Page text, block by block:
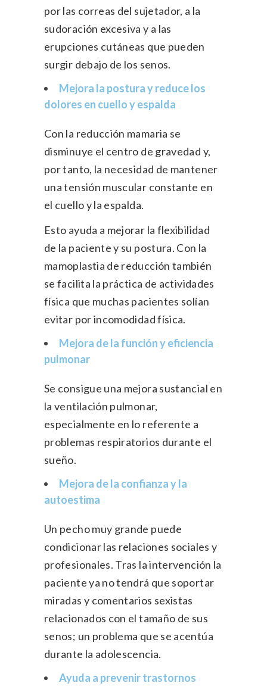
por las correas del sujetador, a la
sudoración excesiva y a las
erupciones cutáneas que pueden
surgir debajo de los senos.
Mejora la postura y reduce los
dolores en cuello y espalda
Con la reducción mamaria se
disminuye el centro de gravedad y,
por tanto, la necesidad de mantener
una tensión muscular constante en
el cuello y la espalda.
Esto ayuda a mejorar la flexibilidad
de la paciente y su postura. Con la
mamoplastia de reducción también
se facilita la práctica de actividades
física que muchas pacientes solían
evitar por incomodidad física.
Mejora de la función y eficiencia
pulmonar
Se consigue una mejora sustancial en
la ventilación pulmonar,
especialmente en lo referente a
problemas respiratorios durante el
sueño.
Mejora de la confianza y la
autoestima
Un pecho muy grande puede
condicionar las relaciones sociales y
profesionales. Tras la intervención la
paciente ya no tendrá que soportar
miradas y comentarios sexistas
relacionados con el tamaño de sus
senos; un problema que se acentúa
durante la adolescencia.
Ayuda a prevenir trastornos